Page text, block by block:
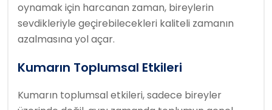
oynamak için harcanan zaman, bireylerin
sevdikleriyle geçirebilecekleri kaliteli zamanın
azalmasına yol açar.
Kumarın Toplumsal Etkileri
Kumarın toplumsal etkileri, sadece bireyler